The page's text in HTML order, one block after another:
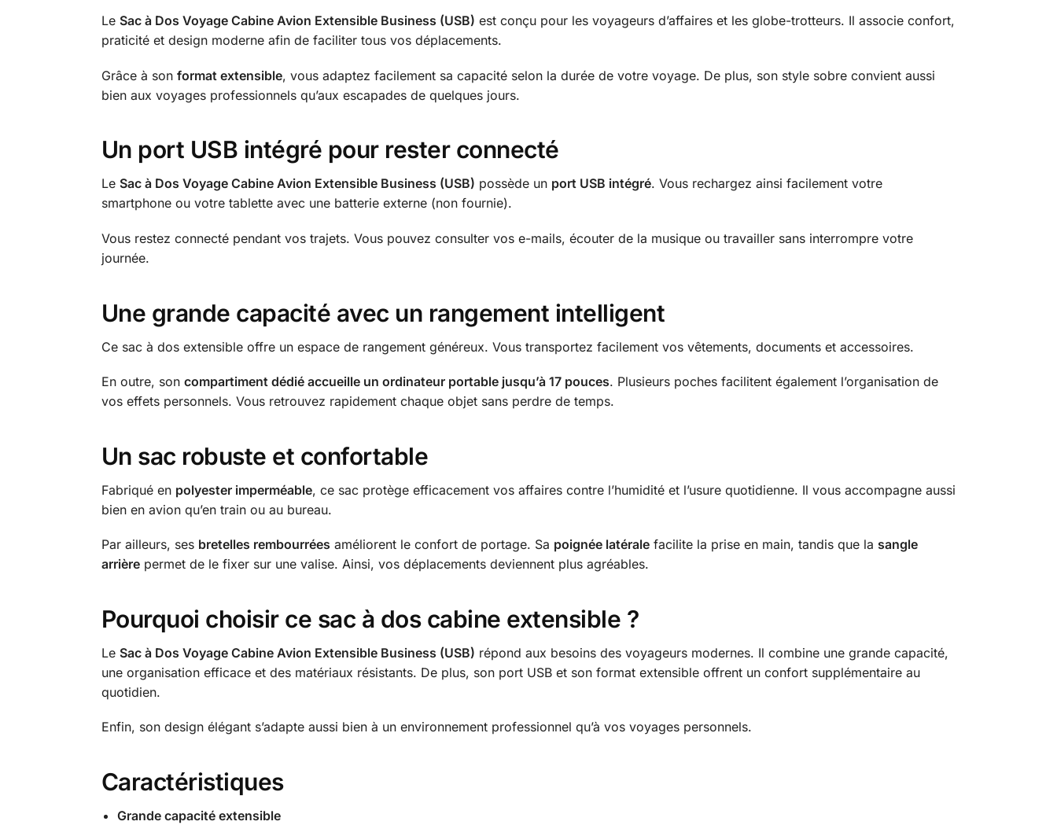
Le Sac à Dos Voyage Cabine Avion Extensible Business (USB) est conçu pour les voyageurs d’affaires et les globe-trotteurs. Il associe confort,
praticité et design moderne afin de faciliter tous vos déplacements.
Grâce à son format extensible, vous adaptez facilement sa capacité selon la durée de votre voyage. De plus, son style sobre convient aussi
bien aux voyages professionnels qu’aux escapades de quelques jours.
Un port USB intégré pour rester connecté
Le Sac à Dos Voyage Cabine Avion Extensible Business (USB) possède un port USB intégré. Vous rechargez ainsi facilement votre
smartphone ou votre tablette avec une batterie externe (non fournie).
Vous restez connecté pendant vos trajets. Vous pouvez consulter vos e-mails, écouter de la musique ou travailler sans interrompre votre
journée.
Une grande capacité avec un rangement intelligent
Ce sac à dos extensible offre un espace de rangement généreux. Vous transportez facilement vos vêtements, documents et accessoires.
En outre, son compartiment dédié accueille un ordinateur portable jusqu’à 17 pouces. Plusieurs poches facilitent également l’organisation de
vos effets personnels. Vous retrouvez rapidement chaque objet sans perdre de temps.
Un sac robuste et confortable
Fabriqué en polyester imperméable, ce sac protège efficacement vos affaires contre l’humidité et l’usure quotidienne. Il vous accompagne aussi
bien en avion qu’en train ou au bureau.
Par ailleurs, ses bretelles rembourrées améliorent le confort de portage. Sa poignée latéralefacilite la prise en main, tandis que la sangle
arrièrepermet de le fixer sur une valise. Ainsi, vos déplacements deviennent plus agréables.
Pourquoi choisir ce sac à dos cabine extensible ?
Le Sac à Dos Voyage Cabine Avion Extensible Business (USB) répond aux besoins des voyageurs modernes. Il combine une grande capacité,
une organisation efficace et des matériaux résistants. De plus, son port USB et son format extensible offrent un confort supplémentaire au
quotidien.
Enfin, son design élégant s’adapte aussi bien à un environnement professionnel qu’à vos voyages personnels.
Caractéristiques
Grande capacité extensible